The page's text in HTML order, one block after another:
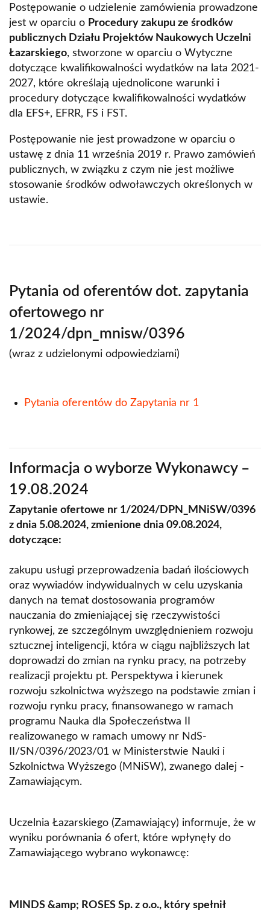
Postępowanie o udzielenie zamówienia prowadzone
jest w oparciu o Procedury zakupu ze środków
publicznych Działu Projektów Naukowych Uczelni
Łazarskiego, stworzone w oparciu o Wytyczne
dotyczące kwalifikowalności wydatków na lata 2021-
2027, które określają ujednolicone warunki i
procedury dotyczące kwalifikowalności wydatków
dla EFS+, EFRR, FS i FST.
Postępowanie nie jest prowadzone w oparciu o
ustawę z dnia 11 września 2019 r. Prawo zamówień
publicznych, w związku z czym nie jest możliwe
stosowanie środków odwoławczych określonych w
ustawie.
Pytania od oferentów dot. zapytania
ofertowego nr
1/2024/dpn_mnisw/0396
(wraz z udzielonymi odpowiedziami)
Pytania oferentów do Zapytania nr 1
Informacja o wyborze Wykonawcy –
19.08.2024
Zapytanie ofertowe nr 1/2024/DPN_MNiSW/0396
z dnia 5.08.2024, zmienione dnia 09.08.2024,
dotyczące:
zakupu usługi przeprowadzenia badań ilościowych
oraz wywiadów indywidualnych w celu uzyskania
danych na temat dostosowania programów
nauczania do zmieniającej się rzeczywistości
rynkowej, ze szczególnym uwzględnieniem rozwoju
sztucznej inteligencji, która w ciągu najbliższych lat
doprowadzi do zmian na rynku pracy, na potrzeby
realizacji projektu pt. Perspektywa i kierunek
rozwoju szkolnictwa wyższego na podstawie zmian i
rozwoju rynku pracy, finansowanego w ramach
programu Nauka dla Społeczeństwa II
realizowanego w ramach umowy nr NdS-
II/SN/0396/2023/01 w Ministerstwie Nauki i
Szkolnictwa Wyższego (MNiSW), zwanego dalej -
Zamawiającym.
Uczelnia Łazarskiego (Zamawiający) informuje, że w
wyniku porównania 6 ofert, które wpłynęły do
Zamawiającego wybrano wykonawcę:
MINDS &amp; ROSES Sp. z o.o., który spełnił